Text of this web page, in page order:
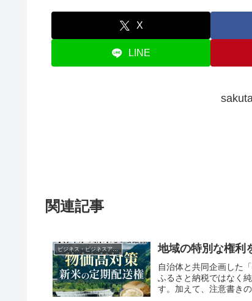
X
LINE
関連記事
ビジネス・ビジネスアイテム 地域の特別な権利
自治体と共同企画した
ふるさと納税ではなく
す。加えて、注意書き